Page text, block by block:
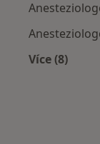
Více (8)